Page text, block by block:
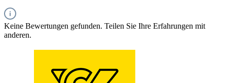
Keine Bewertungen gefunden. Teilen Sie Ihre Erfahrungen mit
anderen.